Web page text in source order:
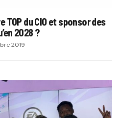
du CIO et sponsor des
2028 ?
2019